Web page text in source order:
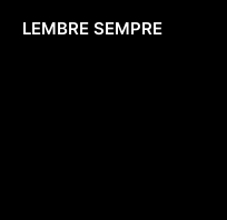
LEMBRE SEMPRE